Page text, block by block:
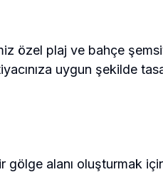
özel plaj ve bahçe
uygun şekilde
gölge alanı oluşturmak